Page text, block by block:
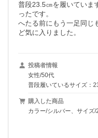
普段23.5㎝を履いていま
ったです。
へたる前にもう一足同じ
ど気に入りました。
投稿者情報
女性/50代
普段履いているサイズ：
購入した商品
カラー/シルバー、サイズ/